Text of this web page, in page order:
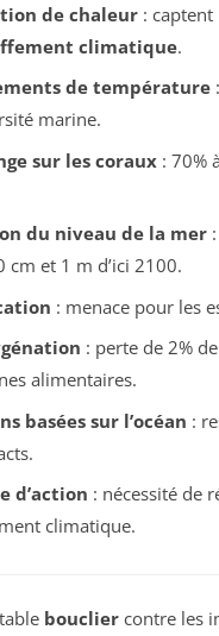
de chaleur: captent
climatique.
de température:
marine.
sur les coraux: 70%
du niveau de la mer:
cm et 1 m d’ici 2100.
: menace pour les
: perte de 2%
alimentaires.
basées sur l’océan :
d’action : nécessité de
climatique.
bouclier contre les